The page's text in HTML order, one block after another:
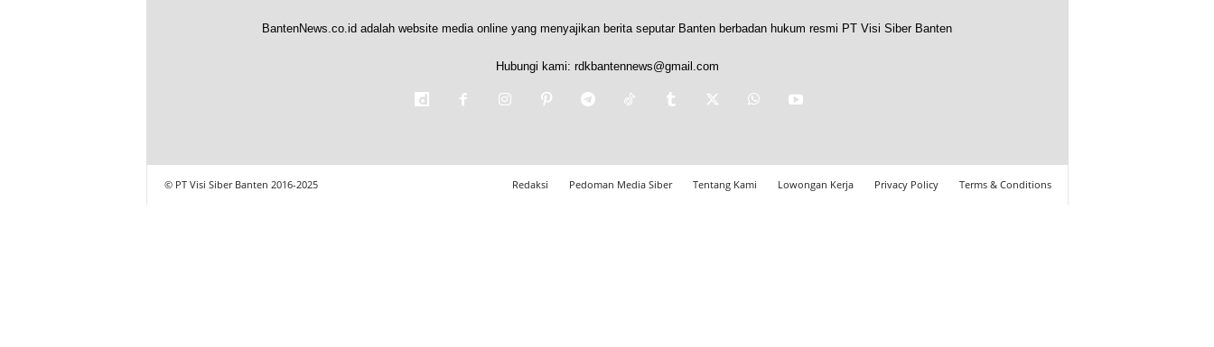
BantenNews.co.id adalah website media online yang menyajikan berita seputar Banten berbadan hukum resmi PT Visi Siber Banten
Hubungi kami: rdkbantennews@gmail.com
Redaksi Pedoman Media Siber Tentang Kami Lowongan Kerja Privacy Policy Terms & Conditions
© PT Visi Siber Banten 2016-2025